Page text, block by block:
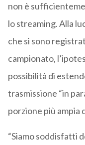
non è
lo streaming. Alla
che si sono
campionato,
possibilità di
trasmissione “in
porzione più ampia
“Siamo soddisfatti